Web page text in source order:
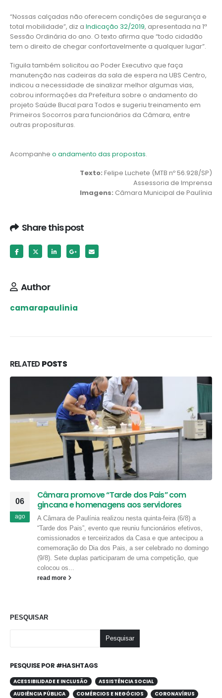
“Nossas calçadas não oferecem condições de segurança e
total mobilidade”, diz a Indicação 32/2019, apresentada na 1ª
Sessão Ordinária do ano. O texto afirma que “todo cidadão
tem o direito de chegar confortavelmente a qualquer lugar”.
Tiguila também solicitou ao Poder Executivo que faça
manutenção nas cadeiras da sala de espera na UBS Centro,
indicou a necessidade de sinalizar melhor algumas vias,
cobrou informações da Prefeitura sobre o andamento do
projeto Saúde Bucal para Todos e sugeriu treinamento em
Primeiros Socorros para funcionários da Câmara, entre
outras proposituras.
Acompanhe o andamento das propostas.
Texto: Felipe Luchete (MTB nº 56.928/SP)
Assessoria de Imprensa
Imagens: Câmara Municipal de Paulínia
Share this post
Author
camarapaulinia
RELATEDPOSTS
06
ago
Câmara promove “Tarde dos Pais” com
gincana e homenagens aos servidores
A Câmara de Paulínia realizou nesta quinta-feira (6/8) a
“Tarde dos Pais”, evento que reuniu funcionários efetivos,
comissionados e terceirizados da Casa e que antecipou a
comemoração do Dia dos Pais, a ser celebrado no domingo
(9/8). Sete duplas participaram de uma competição, que
colocou os...
read more
PESQUISAR
Pesquisar
PESQUISE POR #HASHTAGS
ACESSIBILIDADE E INCLUSÃO
ASSISTÊNCIA SOCIAL
AUDIÊNCIA PÚBLICA
COMÉRCIOS E NEGÓCIOS
CORONAVÍRUS